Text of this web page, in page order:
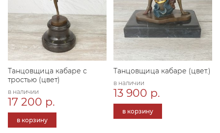
Танцовщица кабаре с
тростью (цвет)
в наличии
17 200 р.
в корзину
Танцовщица кабаре (цвет.)
в наличии
13 900 р.
в корзину